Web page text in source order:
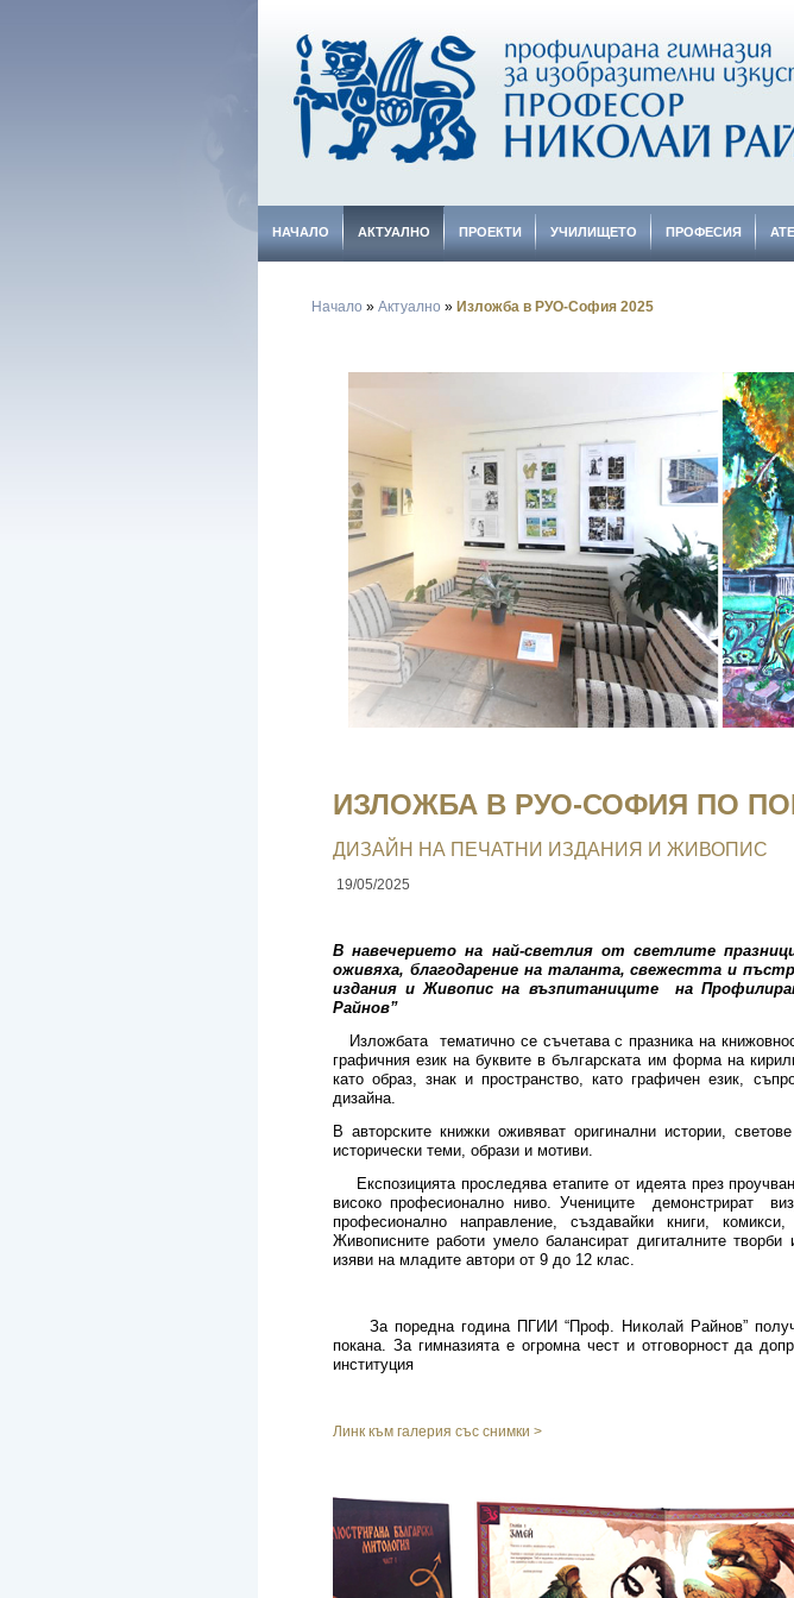
НАЧАЛО АКТУАЛНО ПРОЕКТИ УЧИЛИЩЕТО ПРОФЕСИЯ
Начало » Актуално » Изложба в РУО-София 2025
ИЗЛОЖБА В РУО-СОФИЯ ПО
ДИЗАЙН НА ПЕЧАТНИ ИЗДАНИЯ И ЖИВОПИС
19/05/2025
В навечерието на най-светлия от светлите
оживяха, благодарение на таланта, свежестта и
издания и Живопис на възпитаниците на
Райнов”
Изложбата тематично се съчетава с празника на
графичния език на буквите в българската им форма на
като образ, знак и пространство, като графичен език,
дизайна.
В авторските книжки оживяват оригинални истории,
исторически теми, образи и мотиви.
Експозицията проследява етапите от идеята през
високо професионално ниво. Учениците демонстрират
професионално направление, създавайки книги,
Живописните работи умело балансират дигиталните
изяви на младите автори от 9 до 12 клас.
За поредна година ПГИИ “Проф. Николай Райнов”
покана. За гимназията е огромна чест и отговорност да
институция
Линк към галерия със снимки >